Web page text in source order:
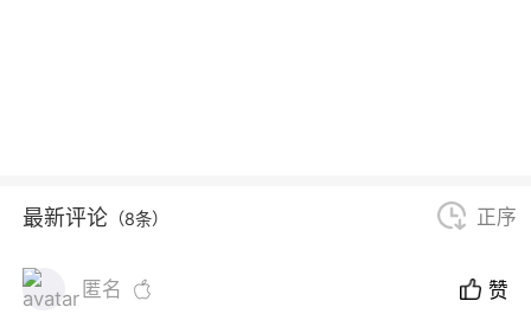
最新评论 （8条） 正序
匿名 赞